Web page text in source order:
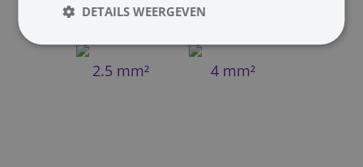
2.5 mm² 4 mm²
DETAILS WEERGEVEN